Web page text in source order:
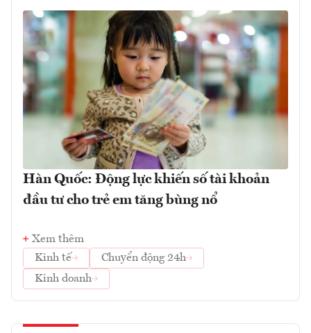
Hàn Quốc: Động lực khiến số tài khoản
đầu tư cho trẻ em tăng bùng nổ
Xem thêm
Kinh tế
Chuyển động 24h
Kinh doanh